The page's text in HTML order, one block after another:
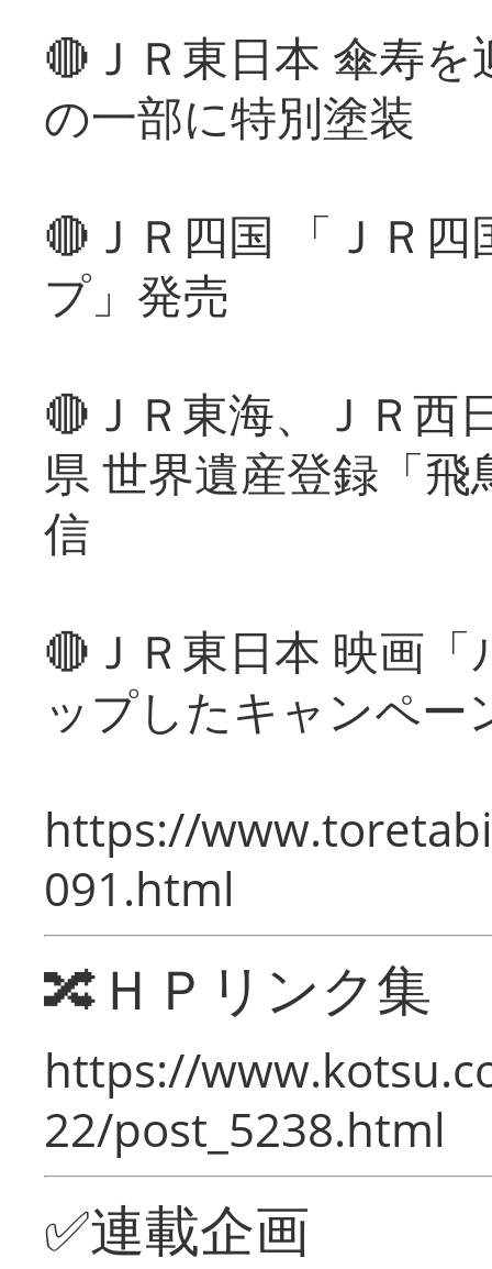
🔴ＪＲ東日本 傘寿
の一部に特別塗装
🔴ＪＲ四国 「ＪＲ
プ」発売
🔴ＪＲ東海、ＪＲ西
県 世界遺産登録「
信
🔴ＪＲ東日本 映画
ップしたキャンペー
https://
091.html
🔀ＨＰリンク集
https://
22/post_5238.html
✅連載企画